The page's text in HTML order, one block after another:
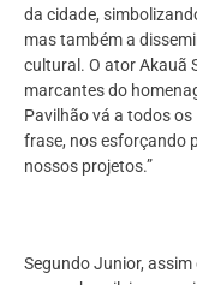
da cidade,
mas também a
cultural. O ator Akauã
marcantes do
Pavilhão vá a todos os
frase, nos esforçando
nossos projetos.”
Segundo Junior,